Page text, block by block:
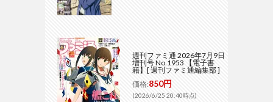
週刊ファミ通 2026年7月9日
増刊号 No.1953 【電子書
籍】[ 週刊ファミ通編集部 ]
価格:850円
(2026/6/25 20:40時点)